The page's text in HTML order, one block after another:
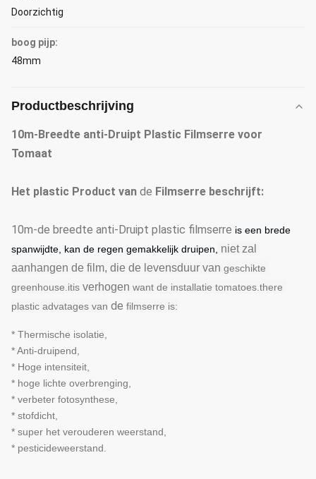
Doorzichtig
boog pijp:
48mm
Productbeschrijving
10m-Breedte anti-Druipt Plastic Filmserre voor
Tomaat
Het plastic Product van de Filmserre beschrijft:
10m-de breedte anti-Druipt plastic filmserre is een brede
spanwijdte, kan de regen gemakkelijk druipen,
niet zal
aanhangen de film, die de levensduur van geschikte
greenhouse.itis verhogen want de installatie tomatoes.there
plastic advatages van de filmserre is:
* Thermische isolatie,
* Anti-druipend,
* Hoge intensiteit,
* hoge lichte overbrenging,
* verbeter fotosynthese,
* stofdicht,
* super het verouderen weerstand,
* pesticideweerstand.